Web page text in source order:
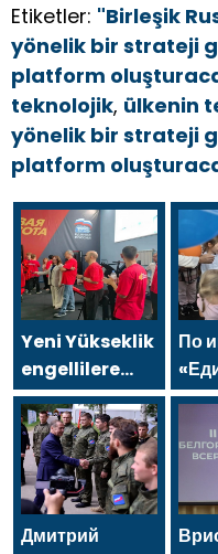
Etiketler: "Birleşik
yönelik bir strateji
platform
teknolojik, ülkenin
yönelik bir strateji
platform
Yeni Yükseklik
engellilere
yönelik spor
salonu, 2021
Birleşik Rusya
Halk Programı
kapsamında
Saratov’da
По
Дмитрий